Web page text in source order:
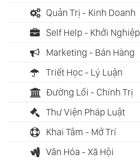
Quản Trị - Kinh Doanh
Self Help - Khởi Nghiệp
Marketing - Bán Hàng
Triết Học - Lý Luận
Đường Lối - Chính Trị
Thư Viện Pháp Luật
Khai Tâm - Mở Trí
Văn Hóa - Xã Hội